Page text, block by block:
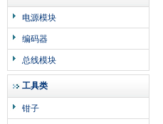
电源模块
编码器
总线模块
工具类
钳子